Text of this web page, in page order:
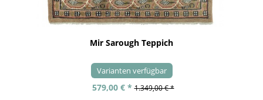
Mir Sarough Teppich
Varianten verfügbar
579,00 € * 1.349,00 € *